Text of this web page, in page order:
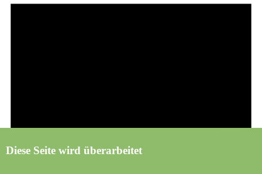
Diese Seite wird überarbeitet